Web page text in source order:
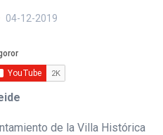
04-12-2019
de la Villa Histórica